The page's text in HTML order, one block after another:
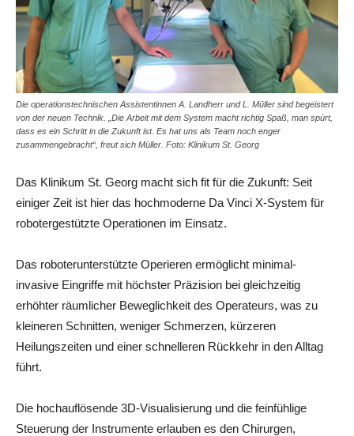
Die operationstechnischen Assistentinnen A. Landherr und L. Müller sind begeistert
von der neuen Technik. „Die Arbeit mit dem System macht richtig Spaß, man spürt,
dass es ein Schritt in die Zukunft ist. Es hat uns als Team noch enger
zusammengebracht“, freut sich Müller. Foto: Klinikum St. Georg
Das Klinikum St. Georg macht sich fit für die Zukunft: Seit
einiger Zeit ist hier das hochmoderne Da Vinci X-System für
robotergestützte Operationen im Einsatz.
Das roboterunterstützte Operieren ermöglicht minimal-
invasive Eingriffe mit höchster Präzision bei gleichzeitig
erhöhter räumlicher Beweglichkeit des Operateurs, was zu
kleineren Schnitten, weniger Schmerzen, kürzeren
Heilungszeiten und einer schnelleren Rückkehr in den Alltag
führt.
Die hochauflösende 3D-Visualisierung und die feinfühlige
Steuerung der Instrumente erlauben es den Chirurgen,